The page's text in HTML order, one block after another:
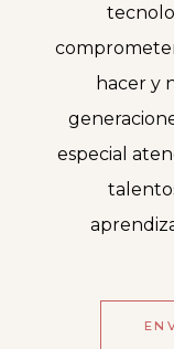
hacer y
especial